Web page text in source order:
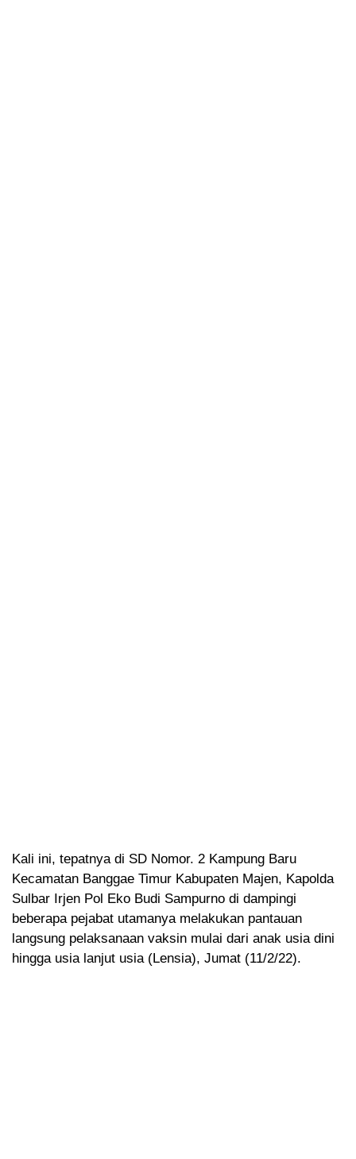
Kali ini, tepatnya di SD Nomor. 2 Kampung Baru
Kecamatan Banggae Timur Kabupaten Majen, Kapolda
Sulbar Irjen Pol Eko Budi Sampurno di dampingi
beberapa pejabat utamanya melakukan pantauan
langsung pelaksanaan vaksin mulai dari anak usia dini
hingga usia lanjut usia (Lensia), Jumat (11/2/22).